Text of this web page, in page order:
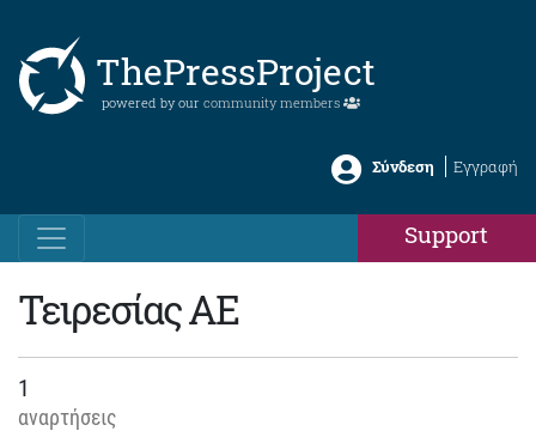
ThePressProject
powered by our community members
Σύνδεση Εγγραφή
Support
Τειρεσίας ΑΕ
1
αναρτήσεις